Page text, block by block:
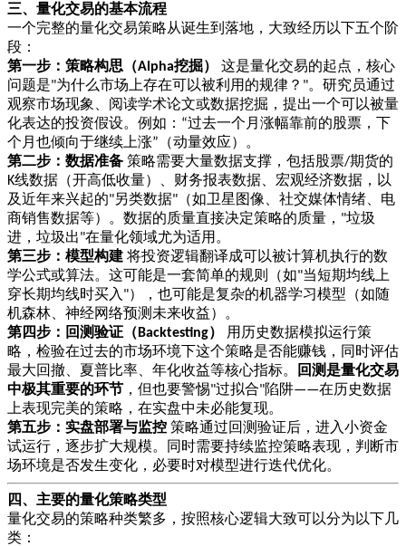
三、量化交易的基本流程
一个完整的量化交易策略从诞生到落地，大致经历以下五个阶
段：
第一步：策略构思（Alpha挖掘）
这是量化交易的起点，核心
问题是"为什么市场上存在可以被利用的规律？ "。研究员通过
观察市场现象、阅读学术论文或数据挖掘，提出一个可以被量
化表达的投资假设。例如： “过去一个月涨幅靠前的股票，下
个月也倾向于继续上涨” （动量效应）。
第二步：数据准备 策略需要大量数据支撑，包括股票/期货的
K线数据（开高低收量）、财务报表数据、宏观经济数据，以
及近年来兴起的"另类数据" （如卫星图像、社交媒体情绪、电
商销售数据等）。数据的质量直接决定策略的质量， "垃圾
进，垃圾出"在量化领域尤为适用。
第三步：模型构建 将投资逻辑翻译成可以被计算机执行的数
学公式或算法。这可能是一套简单的规则（如"当短期均线上
穿长期均线时买入 "），也可能是复杂的机器学习模型（如随
机森林、神经网络预测未来收益）。
第四步：回测验证（Backtesting）
用历史数据模拟运行策
略，检验在过去的市场环境下这个策略是否能赚钱，同时评估
最大回撤、夏普比率、年化收益等核心指标。
回测是量化交易
中极其重要的环节 ，但也要警惕"过拟合"陷阱——在历史数据
上表现完美的策略，在实盘中未必能复现。
第五步：实盘部署与监控 策略通过回测验证后，进入小资金
试运行，逐步扩大规模。同时需要持续监控策略表现，判断市
场环境是否发生变化，必要时对模型进行迭代优化。
四、主要的量化策略类型
量化交易的策略种类繁多，按照核心逻辑大致可以分为以下几
类：